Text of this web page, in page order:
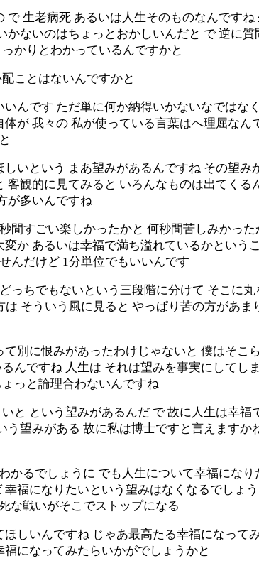
生老病死 あるいは人生そのものなんです
ないのはちょっとおかしいんだと で 逆に
かりとわかっているんですかと
ことはないんですかと
んです ただ単に何か納得いかないなではな
が 我々の 私が使っている言葉はへ理屈な
いという まあ望みがあるんですね その望み
観的に見てみると いろんなものは出てく
が多いんですね
すごい楽しかったかと 何秒間苦しみかっ
か あるいは幸福で満ち溢れているかという
んだけど 1分単位でもいいんです
ちでもないという三段階に分けて そこに
そういう風に見ると やっぱり苦の方があ
別に恨みがあったわけじゃないと 僕はそこ
んですね 人生は それは望みを事実にしてし
っと論理合わないんですね
と という望みがあるんだ で 故に人生は幸
望みがある 故に私は博士ですと言えます
るでしょうに でも人生について幸福にな
福になりたいという望みはなくなるでしょ
な戦いがそこでストップになる
しいんですね じゃあ最高たる幸福になって
になってみたらいかがでしょうかと